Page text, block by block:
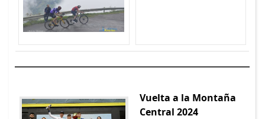
Vuelta a la Montaña
Central 2024